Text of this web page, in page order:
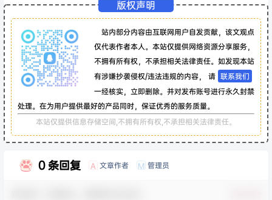
版权声明
站内部分内容由互联网用户自发贡献，该文观点
仅代表作者本人。本站仅提供网络资源分享服务，
不拥有所有权，不承担相关法律责任。如发现本站
有涉嫌抄袭侵权/违法违规的内容， 请 联系我们
一经核实，立即删除。并对发布账号进行永久封禁
处理。在为用户提供最好的产品同时，保证优秀的服务质量。
本站仅提供信息存储空间,不拥有所有权,不承担相关法律责任。
0 条回复 A 文章作者 M 管理员